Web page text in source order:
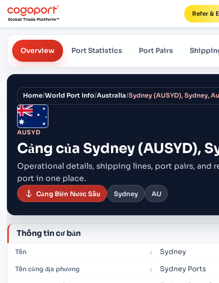
Refer &
Overview Port Statistics Port Pairs
Home/World Port Info/Australia/Sydney (AUSYD), Sydney,
AUSYD
Cảng của Sydney (AUSYD),
Operational details, shipping lines, port pairs, and
port in one place.
Cảng Biển Nước Sâu Sydney AU
Thông tin cơ bản
Tên : Sydney
Tên cổng địa phương : Sydney Ports